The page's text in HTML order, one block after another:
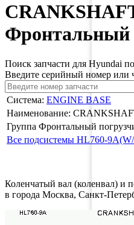
Фронтальный
Поиск запчасти для Hyundai
Введите серийный номер или
Система: ENGINE BASE
Наименование:
Группа Фронтальный
Все подсистемы HL760-
Коленчатый вал (коленвал) и
в города Москва, Санкт-